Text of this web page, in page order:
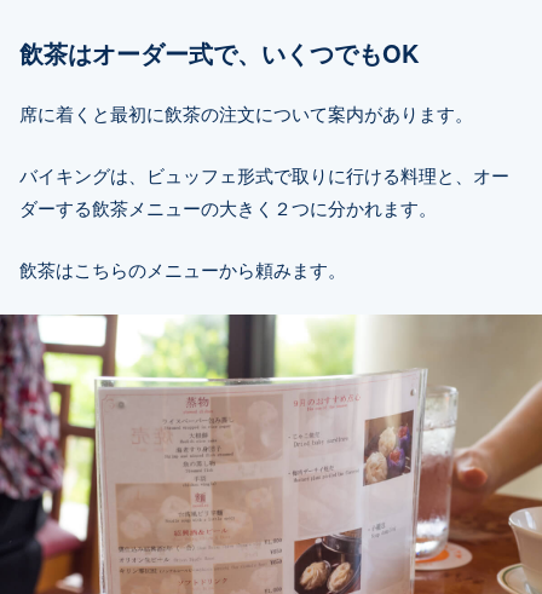
飲茶はオーダー式で、いくつでもOK
席に着くと最初に飲茶の注文について案内があります。
バイキングは、ビュッフェ形式で取りに行ける料理と、オー
ダーする飲茶メニューの大きく２つに分かれます。
飲茶はこちらのメニューから頼みます。